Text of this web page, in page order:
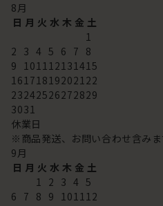
8月
日 月 火 水 木 金 土
1
2 3 4 5 6 7 8
9 101112131415
16171819202122
23242526272829
3031
休業日
※商品発送、お問い合わせ含みま
9月
日 月 火 水 木 金 土
1 2 3 4 5
6 7 8 9 101112